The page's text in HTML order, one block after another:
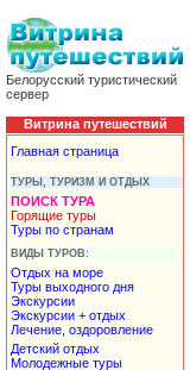
Белорусский туристический
сервер
Витрина путешествий
Главная страница
ТУРЫ, ТУРИЗМ И ОТДЫХ
ПОИСК ТУРА
Горящие туры
Туры по странам
ВИДЫ ТУРОВ:
Отдых на море
Туры выходного дня
Экскурсии
Экскурсии + отдых
Лечение, оздоровление
Детский отдых
Молодежные туры